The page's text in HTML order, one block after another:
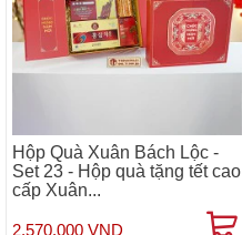
Hộp Quà Xuân Bách Lộc -
Set 23 - Hộp quà tặng tết cao
cấp Xuân...
2.570.000 VND